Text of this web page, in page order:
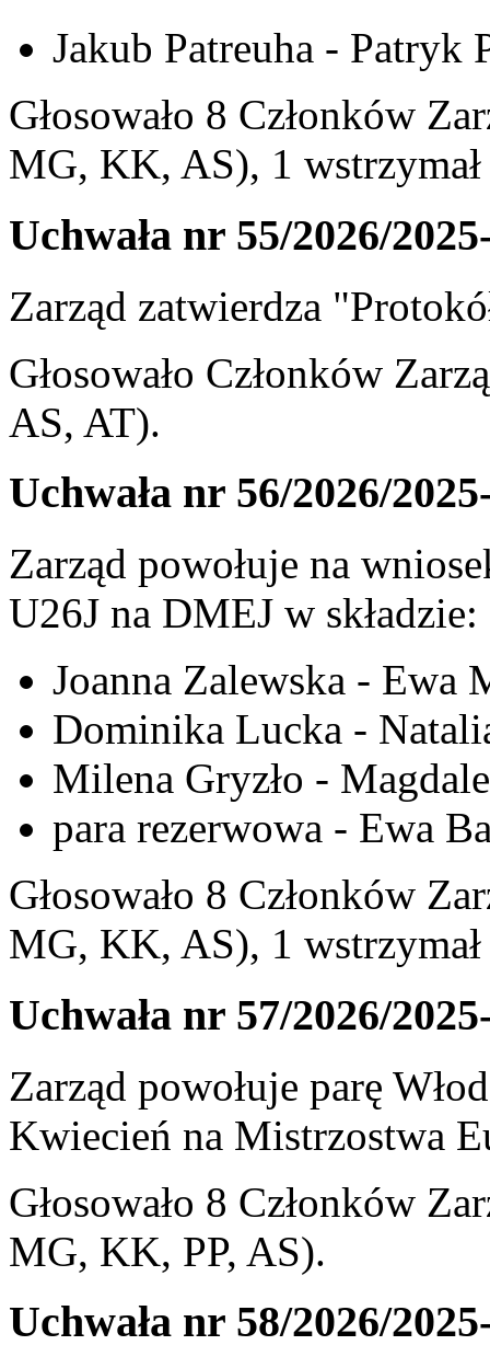
Jakub Patreuha - Patryk
Głosowało 8 Członków
MG, KK, AS), 1
Uchwała nr 55/2026/
Zarząd zatwierdza
Głosowało Członków
AS, AT).
Uchwała nr 56/2026/
Zarząd powołuje na
U26J na DMEJ w składzie:
Joanna Zalewska - Ewa
Dominika Lucka -
Milena Gryzło -
para rezerwowa - Ewa
Głosowało 8 Członków
MG, KK, AS), 1 wstrzymał
Uchwała nr 57/2026/
Zarząd powołuje parę
Kwiecień na Mistrzostwa
Głosowało 8 Członków
MG, KK, PP, AS).
Uchwała nr 58/2026/